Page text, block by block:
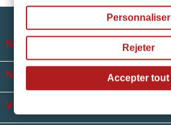
NOTRE SOCIÉTÉ
NOS HORAIRES
VOTRE COMPTE
Personnaliser
Rejeter
Accepter tout